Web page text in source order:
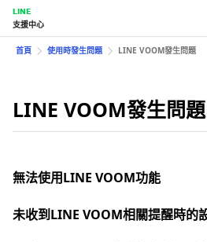
LINE
支援中心
首頁 使用時發生問題 LINE VOOM發生問題
LINE VOOM發生問題
無法使用LINE VOOM功能
未收到LINE VOOM相關提醒時的